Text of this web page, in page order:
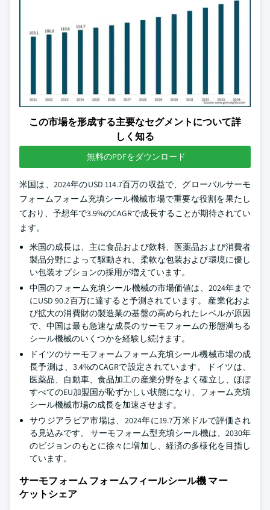
この市場を形成する主要なセグメントについて詳
しく知る
無料のPDFをダウンロード
米国は、2024年のUSD 114.7百万の収益で、グローバルサーモ
フォームフォーム充填シール機械市場で重要な役割を果たし
ており、予想年で3.9%のCAGRで成長することが期待されてい
ます。
米国の成長は、主に食品および飲料、医薬品および消費者
製品分野によって駆動され、柔軟な包装および環境に優し
い包装オプションの採用が増えています。
中国のフォーム充填シール機械の市場価値は、2024年まで
にUSD 90.2百万に達すると予測されています。 産業化およ
び拡大の消費財の製造業の基盤の高められたレベルが原因
で、中国は最も急速な成長のサーモフォームの形態満ちる
シール機械のいくつかを経験し続けます。
ドイツのサーモフォームフォーム充填シール機械市場の成
長予測は、3.4%のCAGRで設定されています。 ドイツは、
医薬品、自動車、食品加工の産業分野をよく確立し、ほぼ
すべてのEU加盟国が恥ずかしい状態になり、フォーム充填
シール機械市場の成長を加速させます。
サウジアラビア市場は、2024年に19.7万米ドルで評価され
る見込みです。 サーモフォーム型充填シール機は、2030年
のビジョンのもとに徐々に増加し、経済の多様化を目指し
ています。
サーモフォーム フォームフィールシール機 マー
ケットシェア